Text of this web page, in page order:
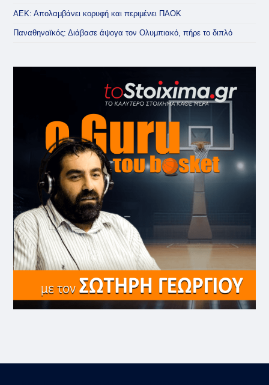
ΑΕΚ: Απολαμβάνει κορυφή και περιμένει ΠΑΟΚ
Παναθηναϊκός: Διάβασε άψογα τον Ολυμπιακό, πήρε το διπλό